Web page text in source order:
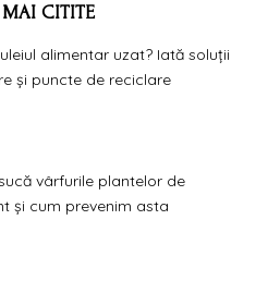
CITITE
alimentar uzat? Iată soluții
și puncte de reciclare
vârfurile plantelor de
și cum prevenim asta